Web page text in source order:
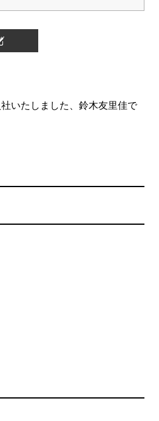
いたしました、鈴木友里佳で